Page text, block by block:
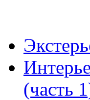
(часть